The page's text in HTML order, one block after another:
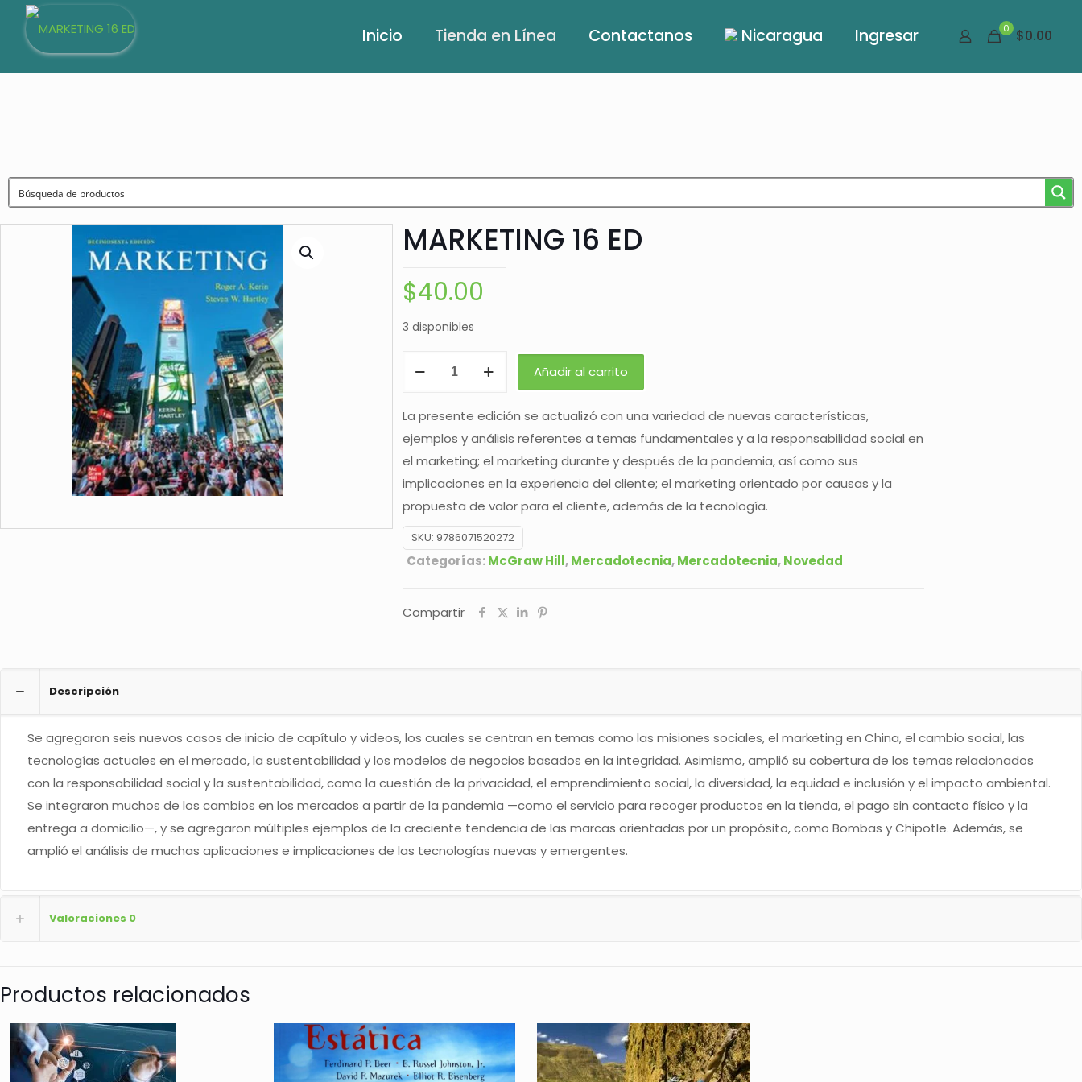
Inicio Tienda en Línea Contactanos Nicaragua Ingresar 0 $0.00
MARKETING 16 ED
$40.00
3 disponibles
cantidad
Añadir al carrito
La presente edición se actualizó con una variedad de nuevas características,
ejemplos y análisis referentes a temas fundamentales y a la responsabilidad social en
el marketing; el marketing durante y después de la pandemia, así como sus
implicaciones en la experiencia del cliente; el marketing orientado por causas y la
propuesta de valor para el cliente, además de la tecnología.
SKU: 9786071520272
Categorías:McGraw Hill,Mercadotecnia,Mercadotecnia,Novedad
Compartir
Descripción
Se agregaron seis nuevos casos de inicio de capítulo y videos, los cuales se centran en temas como las misiones sociales, el marketing en China, el cambio social, las
tecnologías actuales en el mercado, la sustentabilidad y los modelos de negocios basados en la integridad. Asimismo, amplió su cobertura de los temas relacionados
con la responsabilidad social y la sustentabilidad, como la cuestión de la privacidad, el emprendimiento social, la diversidad, la equidad e inclusión y el impacto ambiental.
Se integraron muchos de los cambios en los mercados a partir de la pandemia —como el servicio para recoger productos en la tienda, el pago sin contacto físico y la
entrega a domicilio—, y se agregaron múltiples ejemplos de la creciente tendencia de las marcas orientadas por un propósito, como Bombas y Chipotle. Además, se
amplió el análisis de muchas aplicaciones e implicaciones de las tecnologías nuevas y emergentes.
Valoraciones 0
Productos relacionados